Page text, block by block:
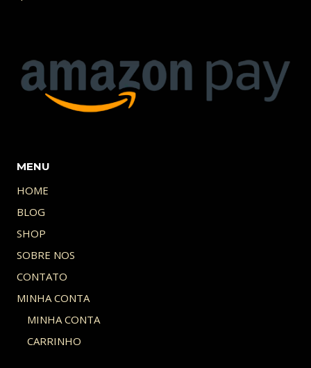
MENU
HOME
BLOG
SHOP
SOBRE NOS
CONTATO
MINHA CONTA
MINHA CONTA
CARRINHO